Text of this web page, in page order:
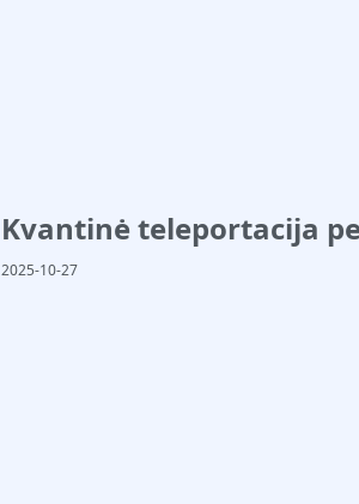
Kvantinė teleportacija
2025-10-27